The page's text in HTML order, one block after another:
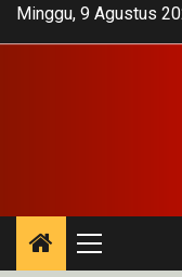
SkipMinggu, 9 Agustus
Primary
Menu